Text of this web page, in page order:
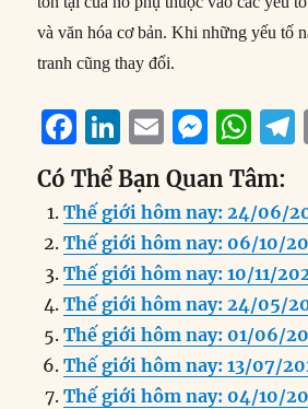
và văn hóa cơ bản. Khi những yếu tố
tranh cũng thay đổi.
F
a
c
e
b
o
o
k
Li
n
k
e
d
I
n
E
m
ai
l
M
e
ss
e
n
g
er
W
h
at
s
A
p
p
Có Thể Bạn Quan Tâm:
Thế giới hôm nay: 24/06/
Thế giới hôm nay: 06/10/
Thế giới hôm nay: 10/11/
Thế giới hôm nay: 24/05/
Thế giới hôm nay: 01/06/
Thế giới hôm nay: 13/07/
Thế giới hôm nay: 04/10/